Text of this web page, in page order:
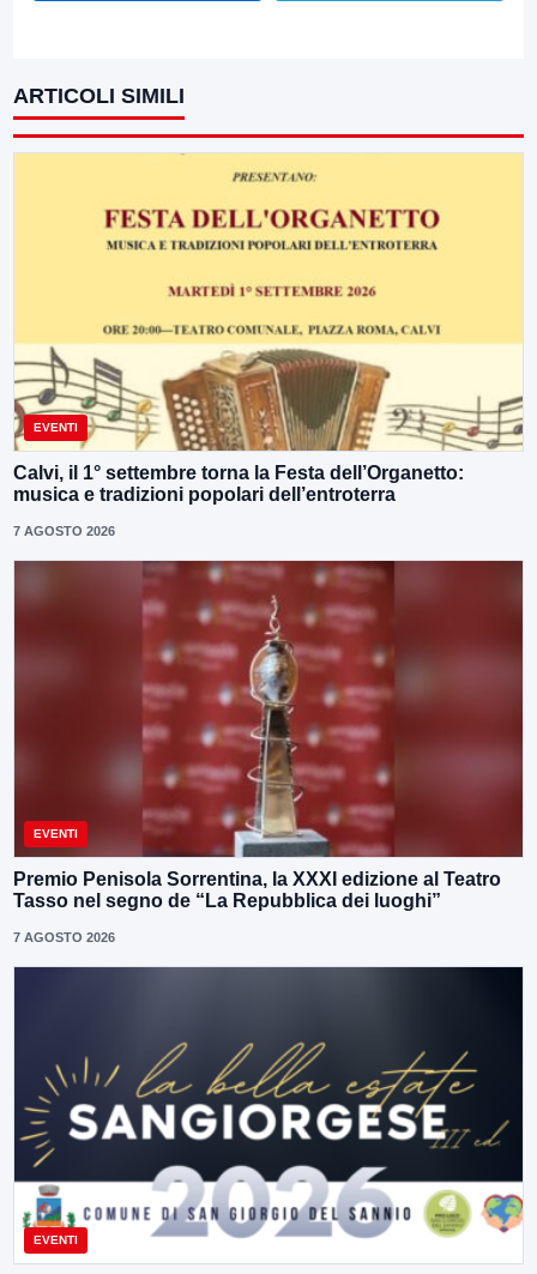
ARTICOLI SIMILI
EVENTI
Calvi, il 1° settembre torna la Festa dell’Organetto:
musica e tradizioni popolari dell’entroterra
7 AGOSTO 2026
EVENTI
Premio Penisola Sorrentina, la XXXI edizione al Teatro
Tasso nel segno de “La Repubblica dei luoghi”
7 AGOSTO 2026
EVENTI